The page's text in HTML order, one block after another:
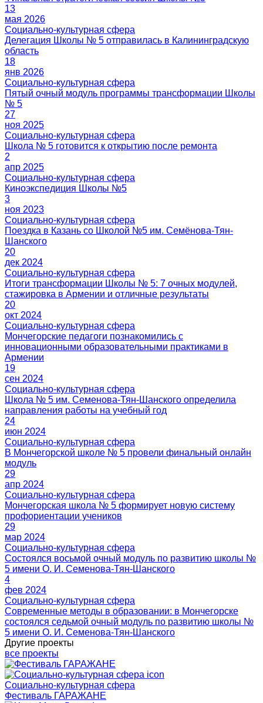
13
мая 2026
Социально-культурная сфера
Делегация Школы № 5 отправилась в Калининградскую
область
18
янв 2026
Социально-культурная сфера
Пятый очный модуль программы трансформации Школы
№ 5
27
ноя 2025
Социально-культурная сфера
Школа № 5 готовится к открытию после ремонта
2
апр 2025
Социально-культурная сфера
Киноэкспедиция Школы №5
3
ноя 2023
Социально-культурная сфера
Поездка в Казань со Школой №5 им. Семёнова-Тян-
Шанского
20
дек 2024
Социально-культурная сфера
Итоги трансформации Школы № 5: 7 очных модулей,
стажировка в Армении и отличные результаты
20
окт 2024
Социально-культурная сфера
Мончегорские педагоги познакомились с
инновационными образовательными практиками в
Армении
19
сен 2024
Социально-культурная сфера
Школа № 5 им. Семенова-Тян-Шанского определила
направления работы на учебный год
24
июн 2024
Социально-культурная сфера
В Мончегорской школе № 5 провели финальный онлайн
модуль
29
апр 2024
Социально-культурная сфера
Мончегорская школа № 5 формирует новую систему
профориентации учеников
29
мар 2024
Социально-культурная сфера
Состоялся восьмой очный модуль по развитию школы №
5 имени О. И. Семенова-Тян-Шанского
4
фев 2024
Социально-культурная сфера
Современные методы в образовании: в Мончегорске
состоялся седьмой очный модуль по развитию школы №
5 имени О. И. Семенова-Тян-Шанского
Другие проекты
все проекты
Социально-культурная сфера
Фестиваль ГАРАЖАНЕ